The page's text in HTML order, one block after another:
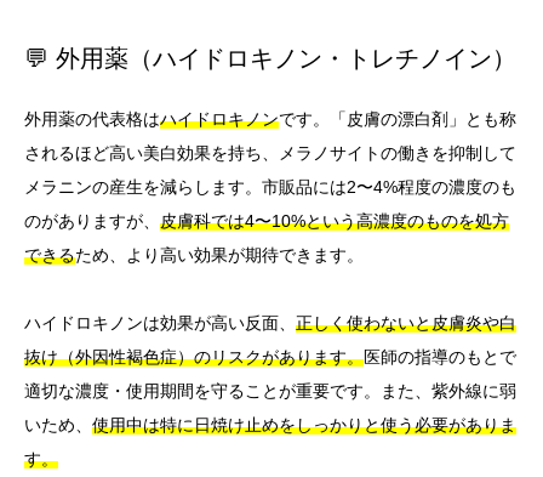
💬 外用薬（ハイドロキノン・トレチノイン）
外用薬の代表格はハイドロキノンです。「皮膚の漂白剤」とも称
されるほど高い美白効果を持ち、メラノサイトの働きを抑制して
メラニンの産生を減らします。市販品には2〜4%程度の濃度のも
のがありますが、 皮膚科では4〜10%という高濃度のものを処方
できるため、より高い効果が期待できます。
ハイドロキノンは効果が高い反面、 正しく使わないと皮膚炎や白
抜け（外因性褐色症）のリスクがあります。医師の指導のもとで
適切な濃度・使用期間を守ることが重要です。また、紫外線に弱
いため、 使用中は特に日焼け止めをしっかりと使う必要がありま
す。